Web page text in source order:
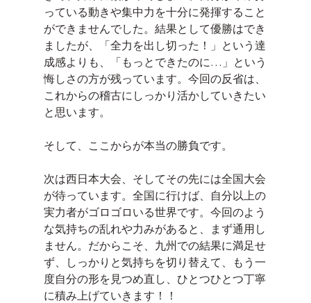
っている動きや集中力を十分に発揮すること
ができませんでした。結果として優勝はでき
ましたが、「全力を出し切った！」という達
成感よりも、「もっとできたのに…」という
悔しさの方が残っています。今回の反省は、
これからの稽古にしっかり活かしていきたい
と思います。
そして、ここからが本当の勝負です。
次は西日本大会、そしてその先には全国大会
が待っています。全国に行けば、自分以上の
実力者がゴロゴロいる世界です。今回のよう
な気持ちの乱れや力みがあると、まず通用し
ません。だからこそ、九州での結果に満足せ
ず、しっかりと気持ちを切り替えて、もう一
度自分の形を見つめ直し、ひとつひとつ丁寧
に積み上げていきます！！